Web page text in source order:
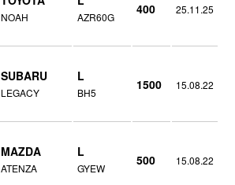
NOAH AZR60G
400 25.11.25
SUBARU
LEGACY
L
BH5
1500 15.08.22
MAZDA
ATENZA
L
GYEW
500 15.08.22